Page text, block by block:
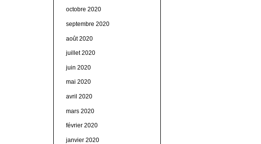
octobre 2020
septembre 2020
août 2020
juillet 2020
juin 2020
mai 2020
avril 2020
mars 2020
février 2020
janvier 2020